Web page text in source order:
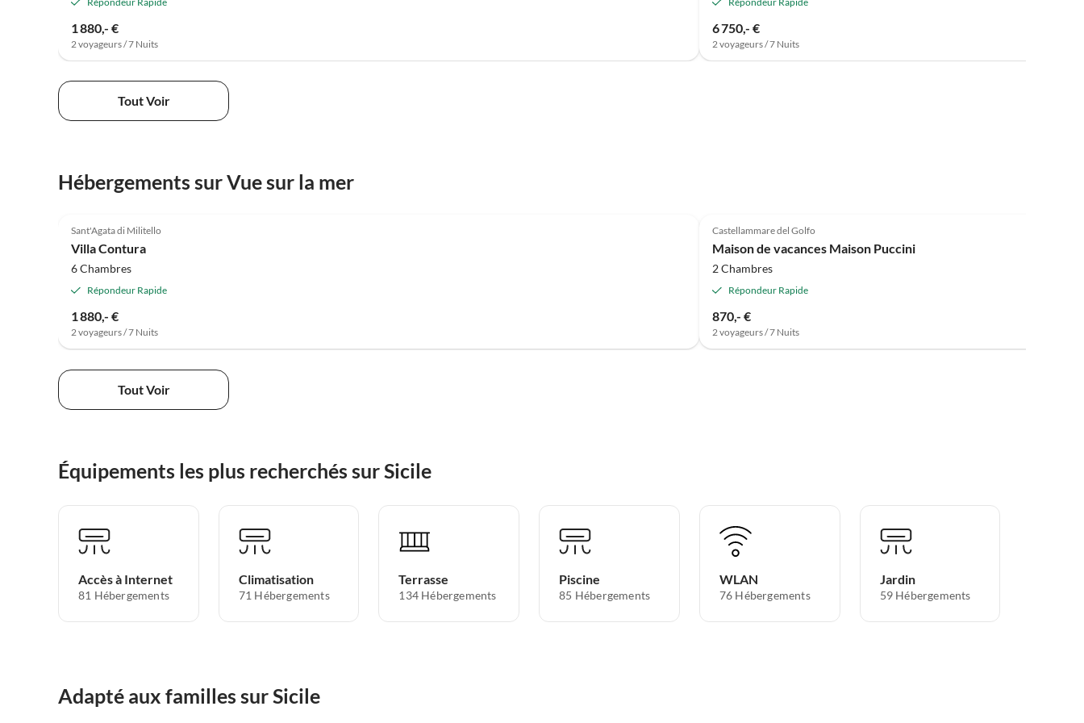
1 880,- €
2 voyageurs / 7 Nuits
6 750,- €
2 voyageurs / 7 Nuits
Tout Voir
Hébergements sur Vue sur la mer
Sant'Agata di Militello
Villa Contura
6 Chambres
Répondeur Rapide
1 880,- €
2 voyageurs / 7 Nuits
Castellammare del Golfo
Maison de vacances Maison Puccini
2 Chambres
Répondeur Rapide
870,- €
2 voyageurs / 7 Nuits
Tout Voir
Équipements les plus recherchés sur Sicile
Accès à Internet
81 Hébergements
Climatisation
71 Hébergements
Terrasse
134 Hébergements
Piscine
85 Hébergements
WLAN
76 Hébergements
Jardin
59 Hébergements
Adapté aux familles sur Sicile